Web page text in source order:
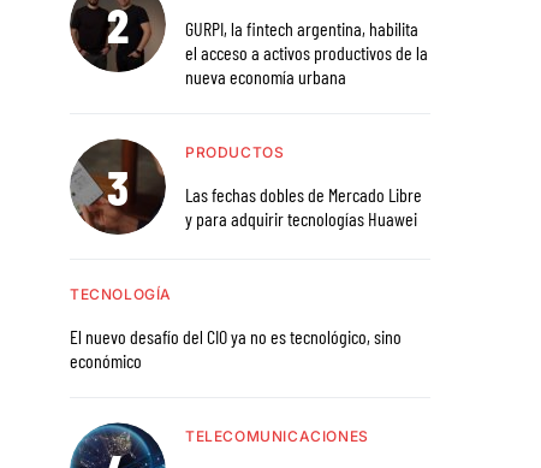
GURPI, la fintech argentina, habilita
el acceso a activos productivos de la
nueva economía urbana
PRODUCTOS
Las fechas dobles de Mercado Libre
y para adquirir tecnologías Huawei
TECNOLOGÍA
El nuevo desafío del CIO ya no es tecnológico, sino
económico
TELECOMUNICACIONES